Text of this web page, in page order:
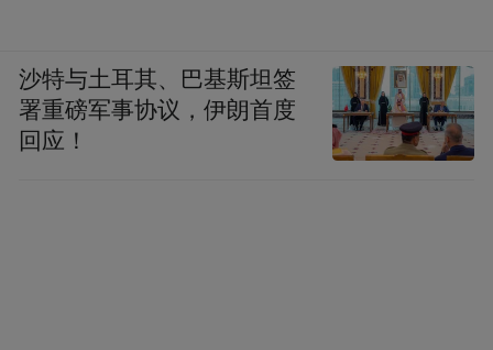
沙特与土耳其、巴基斯坦签
署重磅军事协议，伊朗首度
回应！